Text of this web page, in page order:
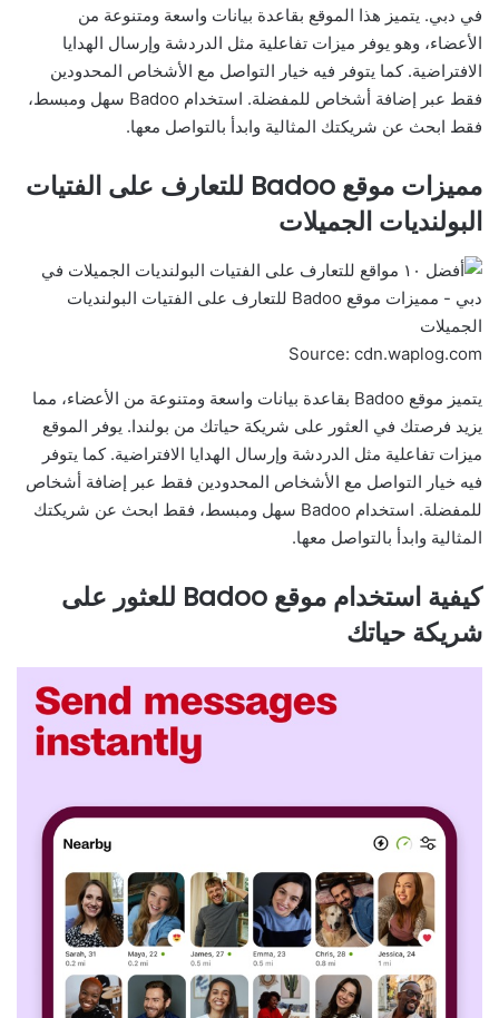
في دبي. يتميز هذا الموقع بقاعدة بيانات واسعة ومتنوعة من
الأعضاء، وهو يوفر ميزات تفاعلية مثل الدردشة وإرسال الهدايا
الافتراضية. كما يتوفر فيه خيار التواصل مع الأشخاص المحدودين
فقط عبر إضافة أشخاص للمفضلة. استخدام Badoo سهل ومبسط،
فقط ابحث عن شريكتك المثالية وابدأ بالتواصل معها.
مميزات موقع Badoo للتعارف على الفتيات
البولنديات الجميلات
Source: cdn.waplog.com
يتميز موقع Badoo بقاعدة بيانات واسعة ومتنوعة من الأعضاء، مما
يزيد فرصتك في العثور على شريكة حياتك من بولندا. يوفر الموقع
ميزات تفاعلية مثل الدردشة وإرسال الهدايا الافتراضية. كما يتوفر
فيه خيار التواصل مع الأشخاص المحدودين فقط عبر إضافة أشخاص
للمفضلة. استخدام Badoo سهل ومبسط، فقط ابحث عن شريكتك
المثالية وابدأ بالتواصل معها.
كيفية استخدام موقع Badoo للعثور على
شريكة حياتك